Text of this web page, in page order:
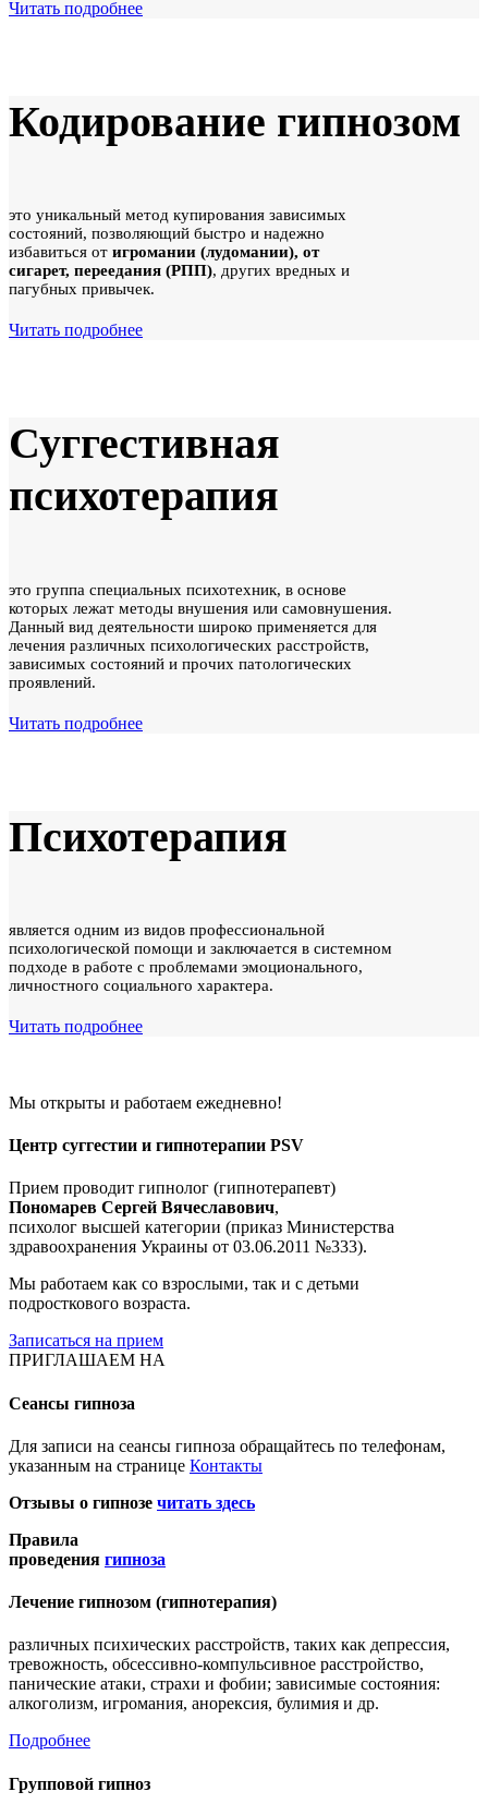
Читать подробнее
Кодирование гипнозом
это уникальный метод купирования зависимых
состояний, позволяющий быстро и надежно
избавиться от игромании (лудомании), от
сигарет, переедания (РПП), других вредных и
пагубных привычек.
Читать подробнее
Суггестивная
психотерапия
это группа специальных психотехник, в основе
которых лежат методы внушения или самовнушения.
Данный вид деятельности широко применяется для
лечения различных психологических расстройств,
зависимых состояний и прочих патологических
проявлений.
Читать подробнее
Психотерапия
является одним из видов профессиональной
психологической помощи и заключается в системном
подходе в работе с проблемами эмоционального,
личностного социального характера.
Читать подробнее
Мы открыты и работаем ежедневно!
Центр суггестии и гипнотерапии PSV
Прием проводит гипнолог (гипнотерапевт)
Пономарев Сергей Вячеславович,
психолог высшей категории (приказ Министерства
здравоохранения Украины от 03.06.2011 №333).
Мы работаем как со взрослыми, так и с детьми
подросткового возраста.
Записаться на прием
ПРИГЛАШАЕМ НА
Сеансы гипноза
Для записи на сеансы гипноза обращайтесь по телефонам,
указанным на странице Контакты
Отзывы о гипнозе читать здесь
Правила
проведения гипноза
Лечение гипнозом (гипнотерапия)
различных психических расстройств, таких как депрессия,
тревожность, обсессивно-компульсивное расстройство,
панические атаки, страхи и фобии; зависимые состояния:
алкоголизм, игромания, анорексия, булимия и др.
Подробнее
Групповой гипноз